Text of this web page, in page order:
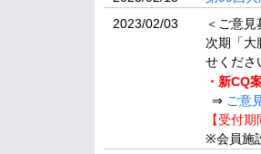
2023/02/03
＜ご意
次期「大
せくださ
・新CQ
⇒ ご意
【受付
※会員施